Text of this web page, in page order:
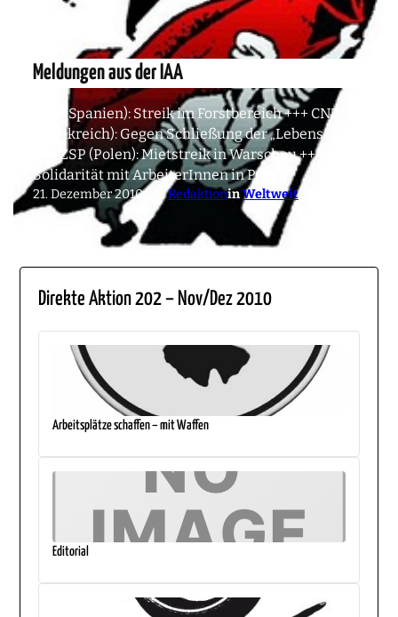
Meldungen aus der IAA
CNT (Spanien): Streik im Forstbereich +++ CNT
(Frankreich): Gegen Schließung der „Lebensfarm“
+++ ZSP (Polen): Mietstreik in Warschau +++ IAA:
Solidarität mit ArbeiterInnen in Peru
21. Dezember 2010vonRedaktioninWeltweit
Direkte Aktion 202 – Nov/Dez 2010
Arbeitsplätze schaffen – mit Waffen
Editorial